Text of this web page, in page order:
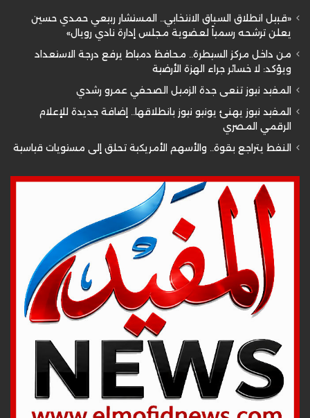
«قبيل انطلاق السباق الانتخابي.. المستشار ربيعي حمدي حسين
يعلن ترشحه رسمياً لعضوية مجلس إدارة نادي رويال»
من داخل مركز السيطرة.. محافظ دمياط يرفع درجة الاستعداد
ويؤكد: لا خسائر جراء الهزة الأرضية
المفيد نيوز تنعى جدة الزميل الصحفي عمرو رشدي
المفيد نيوز يهنئ يونيو نيوز بانطلاقها.. إضافة جديدة للإعلام
الرقمي المصري
النفط يتراجع بقوة.. والأسهم الأمريكية تحلق إلى مستويات قياسية